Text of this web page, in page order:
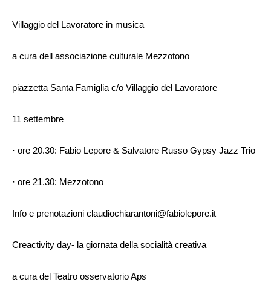
Villaggio del Lavoratore in musica
a cura dell associazione culturale Mezzotono
piazzetta Santa Famiglia c/o Villaggio del Lavoratore
11 settembre
· ore 20.30: Fabio Lepore & Salvatore Russo Gypsy Jazz Trio
· ore 21.30: Mezzotono
Info e prenotazioni claudiochiarantoni@fabiolepore.it
Creactivity day- la giornata della socialità creativa
a cura del Teatro osservatorio Aps